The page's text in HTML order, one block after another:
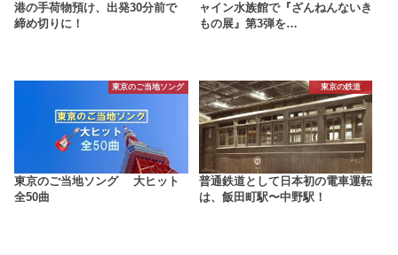
港の手荷物預け、出発30分前で
締め切りに！
ャイン水族館で『ざんねんないき
もの展』第3弾を…
東京のご当地ソング
東京のご当地ソング 大ヒット
全50曲
東京の鉄道
普通鉄道として日本初の電車運転
は、飯田町駅〜中野駅！